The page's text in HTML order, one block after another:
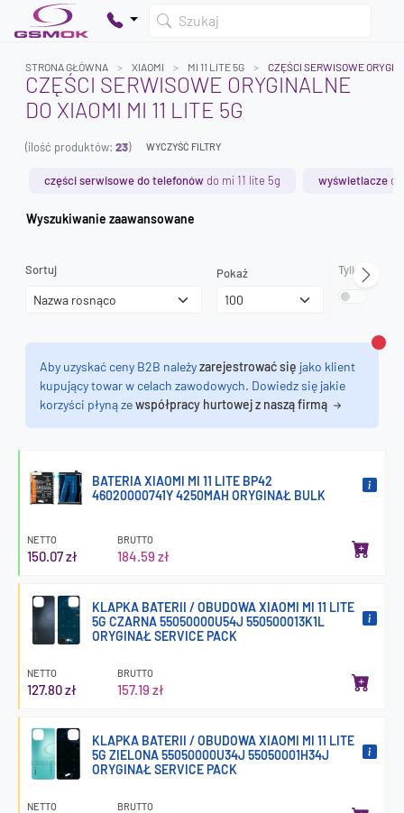
Szukaj
Dodaj produkty, aby kontynuować.
STRONA GŁÓWNA XIAOMI MI 11 LITE 5G CZĘŚCI SERWISOWE
CZĘŚCI SERWISOWE ORYGINALNE
DO XIAOMI MI 11 LITE 5G
(ilość produktów: 23) WYCZYŚĆ FILTRY
części serwisowe do telefonów do mi 11 lite 5g wyświetlacze
Wyszukiwanie zaawansowane
Sortuj Pokaż Tylko
Aby uzyskać ceny B2B należyzarejestrować się jako klient
kupujący towar w celach zawodowych. Dowiedz się jakie
korzyści płyną zewspółpracy hurtowej z naszą firmą
BATERIA XIAOMI MI 11 LITE BP42
46020000741Y 4250MAH ORYGINAŁ BULK
NETTO
150.07 zł
BRUTTO
184.59 zł
KLAPKA BATERII / OBUDOWA XIAOMI MI 11 LITE
5G CZARNA 55050000U54J 550500013K1L
ORYGINAŁ SERVICE PACK
NETTO
127.80 zł
BRUTTO
157.19 zł
KLAPKA BATERII / OBUDOWA XIAOMI MI 11 LITE
5G ZIELONA 55050000U34J 55050001H34J
ORYGINAŁ SERVICE PACK
NETTO BRUTTO